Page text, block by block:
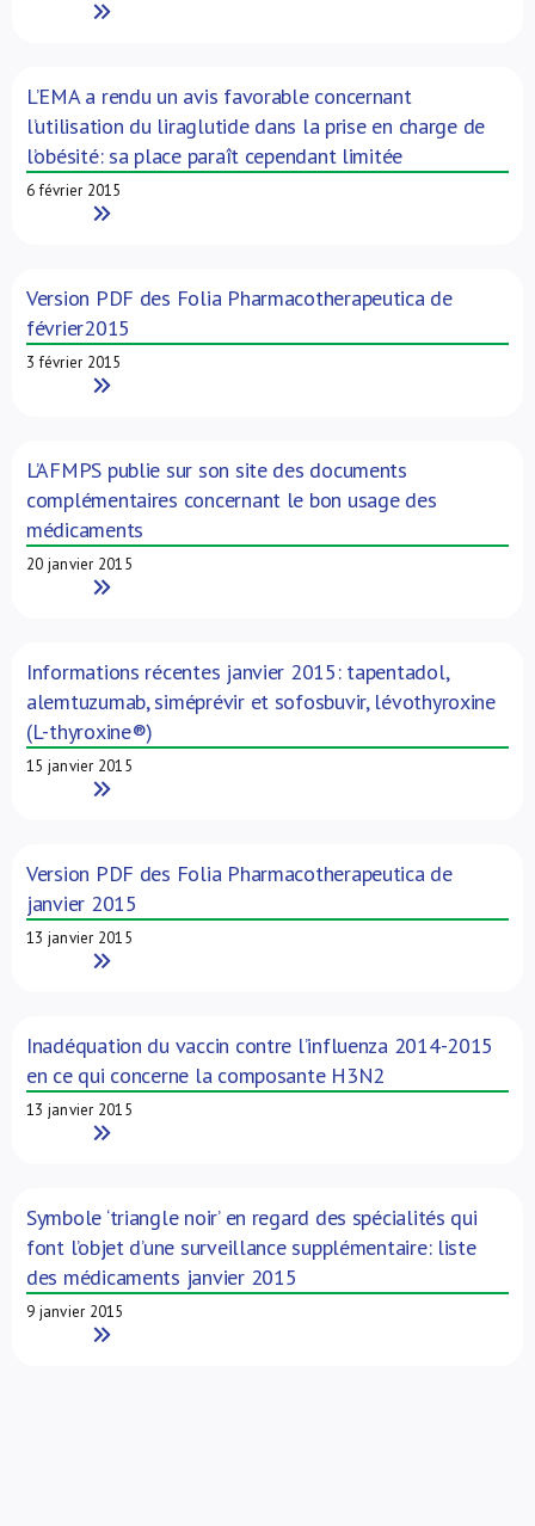
Read More
L’EMA a rendu un avis favorable concernant
l’utilisation du liraglutide dans la prise en charge de
l’obésité: sa place paraît cependant limitée
6 février 2015
Read More
Version PDF des Folia Pharmacotherapeutica de
février2015
3 février 2015
Read More
L’AFMPS publie sur son site des documents
complémentaires concernant le bon usage des
médicaments
20 janvier 2015
Read More
Informations récentes janvier 2015: tapentadol,
alemtuzumab, siméprévir et sofosbuvir, lévothyroxine
(L-thyroxine®)
15 janvier 2015
Read More
Version PDF des Folia Pharmacotherapeutica de
janvier 2015
13 janvier 2015
Read More
Inadéquation du vaccin contre l’influenza 2014-2015
en ce qui concerne la composante H3N2
13 janvier 2015
Read More
Symbole ‘triangle noir’ en regard des spécialités qui
font l’objet d’une surveillance supplémentaire: liste
des médicaments janvier 2015
9 janvier 2015
Read More